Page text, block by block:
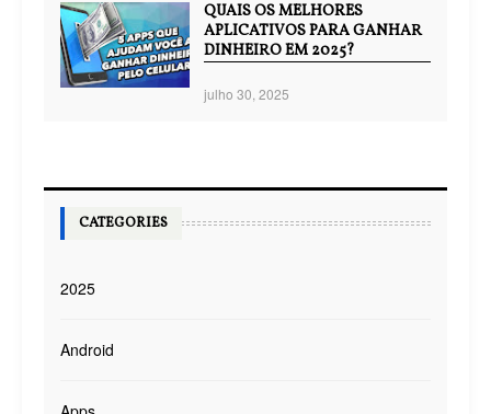
QUAIS OS MELHORES
APLICATIVOS PARA GANHAR
DINHEIRO EM 2025?
julho 30, 2025
CATEGORIES
2025
Android